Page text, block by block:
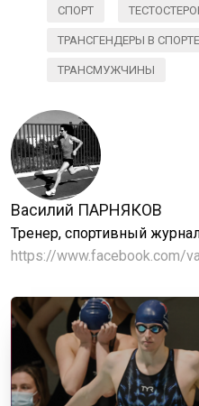
СПОРТ
ТРАНСГЕНДЕРЫ В СПОРТЕ
ТРАНСМУЖЧИНЫ
Василий ПАРНЯКОВ
Тренер, спортивный
https://www.facebook.com/